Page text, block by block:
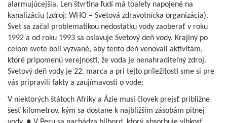
alarmujúcejšia. Len štvrtina ľudí má toalety napojené na
kanalizáciu (zdroj: WHO – Svetová zdravotnícka organizácia).
Svet sa začal problematikou nedostatku vody zaoberať v roku
1992 a od roku 1993 sa oslavuje Svetový deň vody. Krajiny po
celom svete boli vyzvané, aby tento deň venovali aktivitám,
ktoré pripomenú verejnosti, že voda je nenahraditeľný zdroj.
Svetový deň vody je 22. marca a pri tejto príležitosti sme si pre
vás pripravili fakty a zaujímavosti o vode:
V niektorých štátoch Afriky a Ázie musí človek prejsť približne
šesť kilometrov, kým sa dostane k najbližším zásobám pitnej